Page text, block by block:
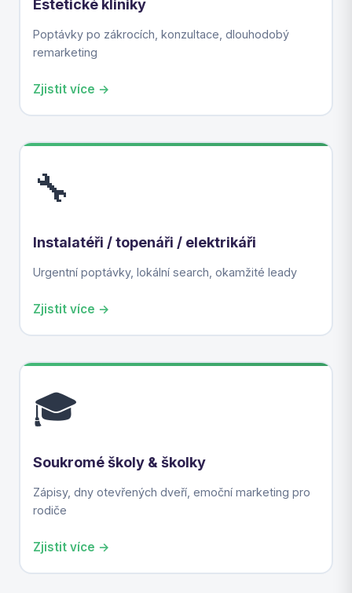
Estetické kliniky
Poptávky po zákrocích, konzultace, dlouhodobý
remarketing
Zjistit více →
🔧
Instalatéři / topenáři / elektrikáři
Urgentní poptávky, lokální search, okamžité leady
Zjistit více →
🎓
Soukromé školy & školky
Zápisy, dny otevřených dveří, emoční marketing pro
rodiče
Zjistit více →